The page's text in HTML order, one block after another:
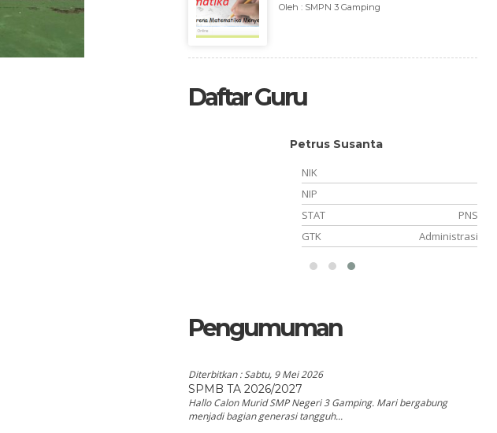
Oleh : SMPN 3 Gamping
Daftar Guru
Ahmad Sayudi
NIK
NIP
STAT
PTT
GTK
Penjaga Malam
Pengumuman
Diterbitkan :Sabtu, 9 Mei 2026
SPMB TA 2026/2027
Hallo Calon Murid SMP Negeri 3 Gamping. Mari bergabung
menjadi bagian generasi tangguh...